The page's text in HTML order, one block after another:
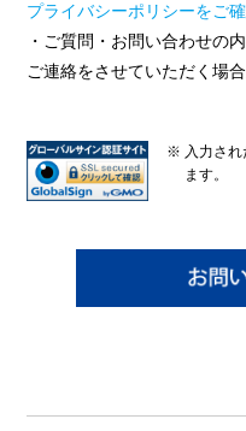
プライバシーポリシーをご確
・ご質問・お問い合わせの
ご連絡をさせていただく場
※ 入力され
ます。